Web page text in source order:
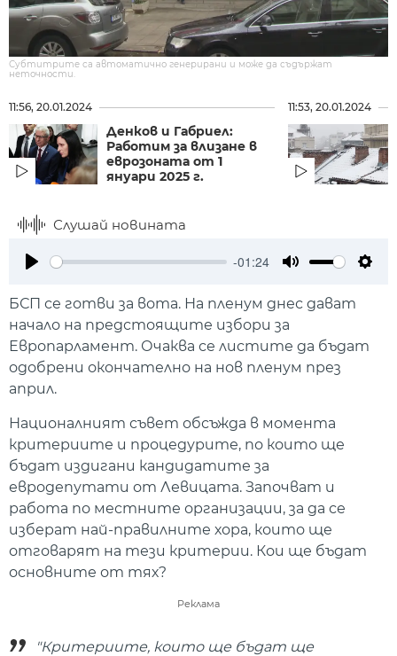
Субтитрите са автоматично генерирани и може да съдържат
неточности.
11:56, 20.01.2024
Денков и Габриел:
Работим за влизане в
eврозоната от 1
януари 2025 г.
11:53, 20.01.2024
Слушай новината
-01:24
БСП се готви за вота. На пленум днес дават
начало на предстоящите избори за
Европарламент. Очаква се листите да бъдат
одобрени окончателно на нов пленум през
април.
Националният съвет обсъжда в момента
критериите и процедурите, по които ще
бъдат издигани кандидатите за
евродепутати от Левицата. Започват и
работа по местните организации, за да се
изберат най-правилните хора, които ще
отговарят на тези критерии. Кои ще бъдат
основните от тях?
Реклама
"Критериите, които ще бъдат ще